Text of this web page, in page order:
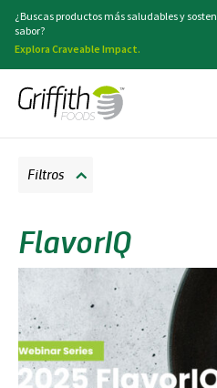
¿Buscas productos más saludables y
sabor?
Explora Craveable Impact.
FlavorIQ
Filtros